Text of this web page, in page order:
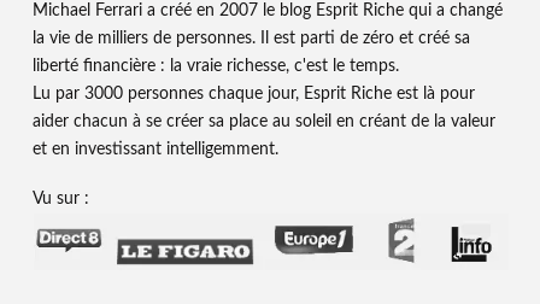
Michael Ferrari a créé en 2007 le blog Esprit Riche qui a changé
la vie de milliers de personnes. Il est parti de zéro et créé sa
liberté financière : la vraie richesse, c'est le temps.
Lu par 3000 personnes chaque jour, Esprit Riche est là pour
aider chacun à se créer sa place au soleil en créant de la valeur
et en investissant intelligemment.
Vu sur :